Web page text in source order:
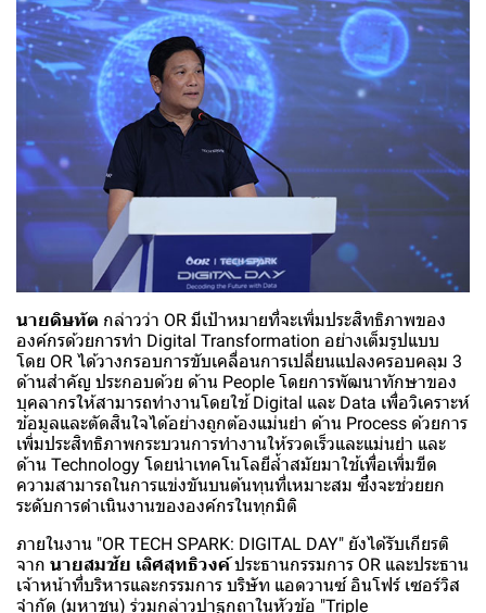
นายดิษทัต กล่าวว่า OR มีเป้าหมายที่จะเพิ่มประสิทธิภาพของ
องค์กรด้วยการทำ Digital Transformation อย่างเต็มรูปแบบ
โดย OR ได้วางกรอบการขับเคลื่อนการเปลี่ยนแปลงครอบคลุม 3
ด้านสำคัญ ประกอบด้วย ด้าน People โดยการพัฒนาทักษาของ
บุคลากรให้สามารถทำงานโดยใช้ Digital และ Data เพื่อวิเคราะห์
ข้อมูลและตัดสินใจได้อย่างถูกต้องแม่นยำ ด้าน Process ด้วยการ
เพิ่มประสิทธิภาพกระบวนการทำงานให้รวดเร็วและแม่นยำ และ
ด้าน Technology โดยนำเทคโนโลยีล้ำสมัยมาใช้เพื่อเพิ่มขีด
ความสามารถในการแข่งขันบนต้นทุนที่เหมาะสม ซึ่งจะช่วยยก
ระดับการดำเนินงานขององค์กรในทุกมิติ
ภายในงาน "OR TECH SPARK: DIGITAL DAY" ยังได้รับเกียรติ
จาก นายสมชัย เลิศสุทธิวงค์ประธานกรรมการ OR และประธาน
เจ้าหน้าที่บริหารและกรรมการ บริษัท แอดวานซ์ อินโฟร์ เซอร์วิส
จำกัด (มหาชน) ร่วมกล่าวปาฐกถาในหัวข้อ "Triple